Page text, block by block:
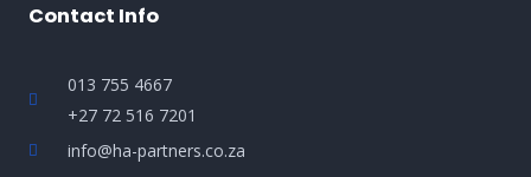
Contact Info
013 755 4667
+27 72 516 7201
info@ha-partners.co.za